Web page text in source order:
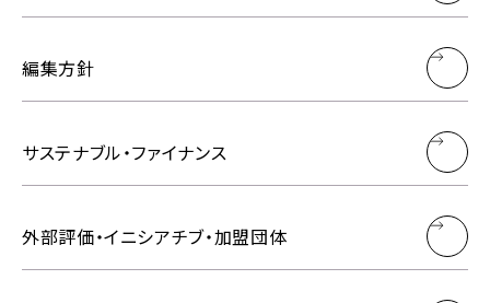
編集方針
サステナブル・ファイナンス
外部評価・イニシアチブ・加盟団体